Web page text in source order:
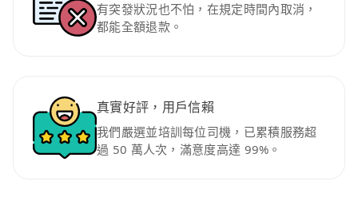
有突發狀況也不怕，在規定時間內取消，
都能全額退款。
真實好評，用戶信賴
我們嚴選並培訓每位司機，已累積服務超
過 50 萬人次，滿意度高達 99%。